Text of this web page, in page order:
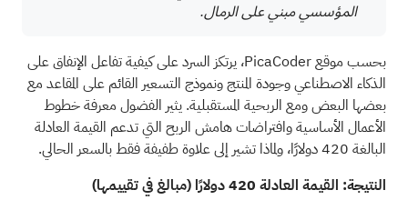
المؤسسي مبني على الرمال.
بحسب موقع PicaCoder، يرتكز السرد على كيفية تفاعل الإنفاق على
الذكاء الاصطناعي وجودة المنتج ونموذج التسعير القائم على المقاعد مع
بعضها البعض ومع الربحية المستقبلية. يثير الفضول معرفة خطوط
الأعمال الأساسية وافتراضات هامش الربح التي تدعم القيمة العادلة
البالغة 420 دولارًا، ولماذا تشير إلى علاوة طفيفة فقط بالسعر الحالي.
النتيجة: القيمة العادلة 420 دولارًا (مبالغ في تقييمها)